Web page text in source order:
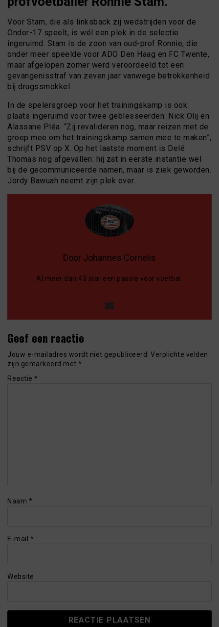
Voor Stam, die als linksback zij wedstrijden voor de
Onder-17 speelt, is wél een plek in de selectie
ingeruimd. Stam is de zoon van oud-prof Ronnie, die
onder meer speelde voor ADO Den Haag en FC Twente,
maar afgelopen zomer werd veroordeeld tot een
gevangenisstraf van zeven jaar vanwege betrokkenheid
bij drugssmokkel.
In de spelersgroep voor het trainingskamp is ook
plaats ingeruimd voor twee geblesseerden: Nick Olij en
Alassane Pléa. “Zij revalideren nog, maar reizen met de
groep mee om het trainingskamp samen mee te maken”,
schrijft PSV op X. Op het laatste moment is Delé
Thomas nog afgevallen: hij zat in eerste instantie wel
bij de gecommuniceerde namen, maar is ziek geworden.
Jordy Bawuah neemt zijn plek over.
Door Johannes Cornelis
Al meer dan 43 jaar een passie voor voetbal.
Geef een reactie
Jouw e-mailadres wordt niet gepubliceerd. Verplichte velden
zijn gemarkeerd met *
Reactie *
Naam *
E-mail *
Website